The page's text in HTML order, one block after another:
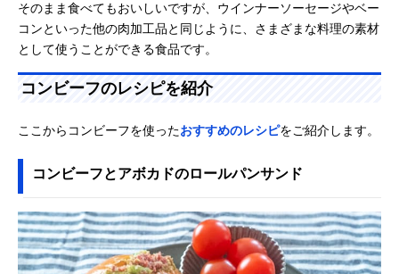
そのまま食べてもおいしいですが、ウインナーソーセージやベー
コンといった他の肉加工品と同じように、さまざまな料理の素材
として使うことができる食品です。
コンビーフのレシピを紹介
ここからコンビーフを使ったおすすめのレシピをご紹介します。
コンビーフとアボカドのロールパンサンド